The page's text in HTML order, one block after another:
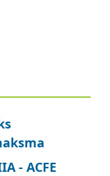
- ACFE